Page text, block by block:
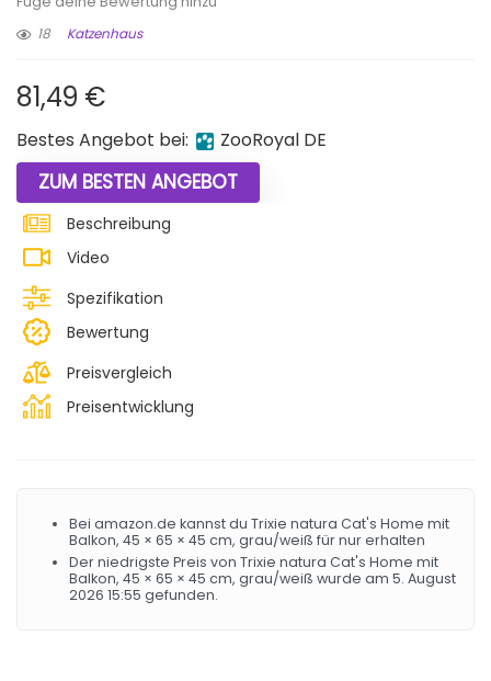
18
Katzenhaus
81,49 €
Bestes Angebot bei: ZooRoyal DE
ZUM BESTEN ANGEBOT
Beschreibung
Video
Spezifikation
Bewertung
Preisvergleich
Preisentwicklung
Bei amazon.de kannst du Trixie natura Cat's Home mit
Balkon, 45 × 65 × 45 cm, grau/weiß für nur erhalten
Der niedrigste Preis von Trixie natura Cat's Home mit
Balkon, 45 × 65 × 45 cm, grau/weiß wurde am 5. August
2026 15:55 gefunden.